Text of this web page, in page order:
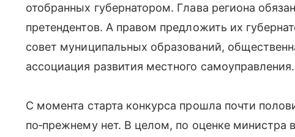
отобранных губернатором. Глава региона
претендентов. А правом предложить их
совет муниципальных образований,
ассоциация развития местного самоуправления.
С момента старта конкурса прошла почти
по‑прежнему нет. В целом, по оценке министра